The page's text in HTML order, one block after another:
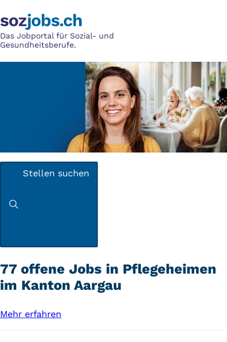
Das Jobportal für Sozial- und
Gesundheitsberufe.
Stellen suchen
77 offene Jobs in Pflegeheimen
im Kanton Aargau
Mehr erfahren